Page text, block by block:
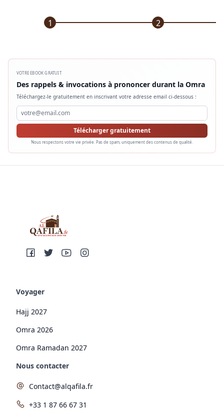
1 2
VOTRE EBOOK GRATUIT
Des rappels & invocations à prononcer durant la Omra
Téléchargez-le gratuitement en inscrivant votre adresse email ci-dessous :
Télécharger gratuitement
Nous respectons votre vie privée. Pas de spam, uniquement des contenus de qualité.
Voyager
Hajj 2027
Omra 2026
Omra Ramadan 2027
Nous contacter
Contact@alqafila.fr
+33 1 87 66 67 31